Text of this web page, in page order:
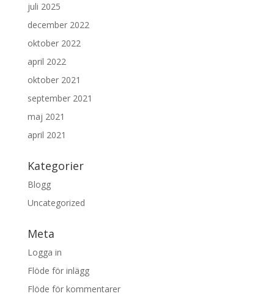
juli 2025
december 2022
oktober 2022
april 2022
oktober 2021
september 2021
maj 2021
april 2021
Kategorier
Blogg
Uncategorized
Meta
Logga in
Flöde för inlägg
Flöde för kommentarer